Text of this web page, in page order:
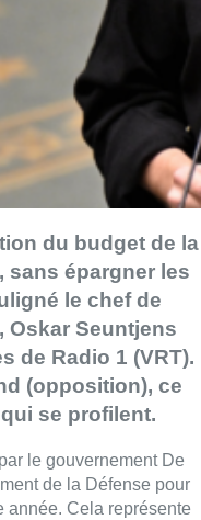
du budget de la
sans épargner les
le chef de
Oskar Seuntjens
de Radio 1 (VRT).
(opposition), ce
se profilent.
le gouvernement De
de la Défense pour
année. Cela représente